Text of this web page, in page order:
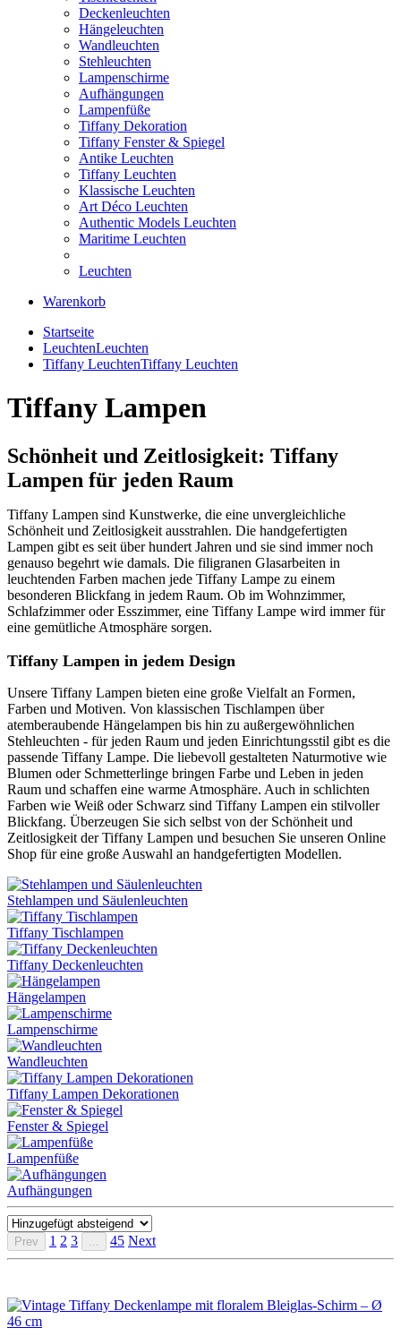
Deckenleuchten
Hängeleuchten
Wandleuchten
Stehleuchten
Lampenschirme
Aufhängungen
Lampenfüße
Tiffany Dekoration
Tiffany Fenster & Spiegel
Antike Leuchten
Tiffany Leuchten
Klassische Leuchten
Art Déco Leuchten
Authentic Models Leuchten
Maritime Leuchten
Leuchten
Warenkorb
Startseite
LeuchtenLeuchten
Tiffany LeuchtenTiffany Leuchten
Tiffany Lampen
Schönheit und Zeitlosigkeit: Tiffany
Lampen für jeden Raum
Tiffany Lampen sind Kunstwerke, die eine unvergleichliche
Schönheit und Zeitlosigkeit ausstrahlen. Die handgefertigten
Lampen gibt es seit über hundert Jahren und sie sind immer noch
genauso begehrt wie damals. Die filigranen Glasarbeiten in
leuchtenden Farben machen jede Tiffany Lampe zu einem
besonderen Blickfang in jedem Raum. Ob im Wohnzimmer,
Schlafzimmer oder Esszimmer, eine Tiffany Lampe wird immer für
eine gemütliche Atmosphäre sorgen.
Tiffany Lampen in jedem Design
Unsere Tiffany Lampen bieten eine große Vielfalt an Formen,
Farben und Motiven. Von klassischen Tischlampen über
atemberaubende Hängelampen bis hin zu außergewöhnlichen
Stehleuchten - für jeden Raum und jeden Einrichtungsstil gibt es die
passende Tiffany Lampe. Die liebevoll gestalteten Naturmotive wie
Blumen oder Schmetterlinge bringen Farbe und Leben in jeden
Raum und schaffen eine warme Atmosphäre. Auch in schlichten
Farben wie Weiß oder Schwarz sind Tiffany Lampen ein stilvoller
Blickfang. Überzeugen Sie sich selbst von der Schönheit und
Zeitlosigkeit der Tiffany Lampen und besuchen Sie unseren Online
Shop für eine große Auswahl an handgefertigten Modellen.
Stehlampen und Säulenleuchten
Tiffany Tischlampen
Tiffany Deckenleuchten
Hängelampen
Lampenschirme
Wandleuchten
Tiffany Lampen Dekorationen
Fenster & Spiegel
Lampenfüße
Aufhängungen
Prev 1 2 3 45 Next